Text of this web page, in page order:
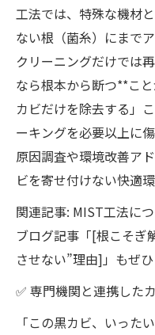
工法では、特殊な機材
ない根（菌糸）にまで
クリーニングだけでは
なら根本から断つ**こ
カビだけを除去する」
ーキングを必要以上に
原因調査や環境改善ア
ビを寄せ付けない快適
関連記事: MIST工法に
ブログ記事「[根こそぎ
させない”理由]」もぜひ
✅ 専門機関と連携した
「この黒カビ、いった